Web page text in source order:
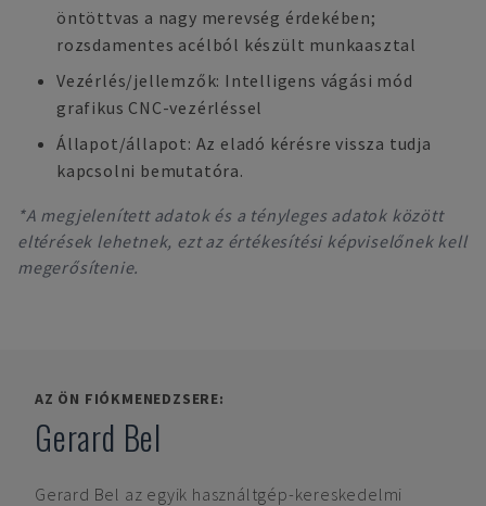
öntöttvas a nagy merevség érdekében;
rozsdamentes acélból készült munkaasztal
Vezérlés/jellemzők: Intelligens vágási mód
grafikus CNC-vezérléssel
Állapot/állapot: Az eladó kérésre vissza tudja
kapcsolni bemutatóra.
*A megjelenített adatok és a tényleges adatok között
eltérések lehetnek, ezt az értékesítési képviselőnek kell
megerősítenie.
AZ ÖN FIÓKMENEDZSERE:
Gerard Bel
Gerard Bel az egyik használtgép-kereskedelmi